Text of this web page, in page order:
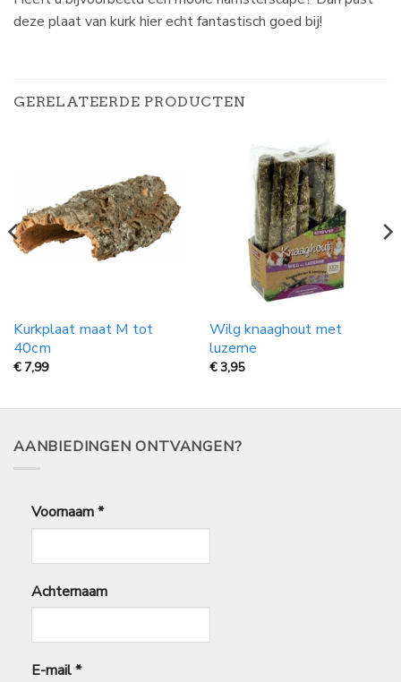
deze plaat van kurk hier echt fantastisch goed bij!
GERELATEERDE PRODUCTEN
Kurkplaat maat M tot
40cm
€ 7,99
Wilg knaaghout met
luzerne
€3,95
AANBIEDINGEN ONTVANGEN?
Voornaam*
Achternaam
E-mail*